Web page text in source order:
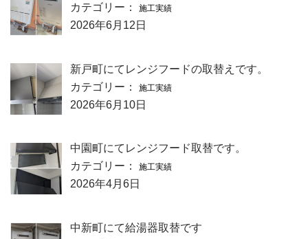
カテゴリー：
施工実績
2026年6月12日
新戸町にてレンジフードの取替えです。
カテゴリー：
施工実績
2026年6月10日
中園町にてレンジフード取替です。
カテゴリー：
施工実績
2026年4月6日
中新町にて給湯器取替です